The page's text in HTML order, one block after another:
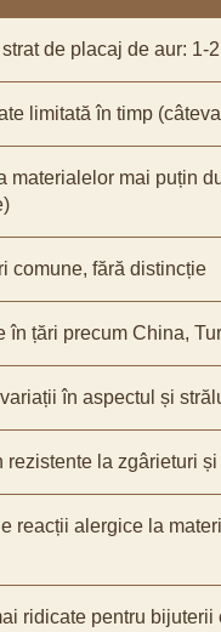
de placaj de aur: 1-
limitată în timp
materialelor mai puțin
comune, fără distincție
în țări precum China,
în aspectul și
rezistente la zgârieturi
reacții alergice la
ridicate pentru